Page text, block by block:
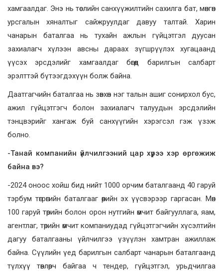
хамгаалдаг. Энэ нь төслийн санхүүжилтийн сахилга бат, мөнгөн
урсгалын хяналтыг сайжруулдаг давуу талтай. Харин
чанарын баталгаа нь тухайн ажлын гүйцэтгэл дуусан
захиалагч хүлээн авсны дараах зүгшрүүлэх хугацаанд
үүсэх эрсдэлийг хамгаалдаг бөгөөд барилгын салбарт
эрэлттэй бүтээгдэхүүн болж байна.
Даатгагчийн баталгаа нь зөвхөн нэг талын ашиг сонирхол бус,
ажил гүйцэтгэгч болон захиалагч талуудын эрсдэлийн
тэнцвэрийг хангаж буй санхүүгийн хэрэгсэл гэж үзэж
болно.
-Танай компанийн үйлчилгээний цар хүрээ хэр өргөжиж
байна вэ?
-2024 оноос хойш бид нийт 1000 орчим баталгаанд 40 гаруй
тэрбум төгрөгийн баталгааг өөрийн эх үүсвэрээр гаргасан. Мөн
100 гаруй төрийн болон орон нутгийн өмчит байгууллага, яам,
агентлаг, төрийн өмчит компаниудад гүйцэтгэгчийн хүсэлтийн
дагуу баталгааны үйлчилгээ үзүүлэн хамтран ажиллаж
байна. Сүүлийн үед барилгын салбарт чанарын баталгаанд
түлхүү төвлөрч байгаа ч тендер, гүйцэтгэл, урьдчилгаа